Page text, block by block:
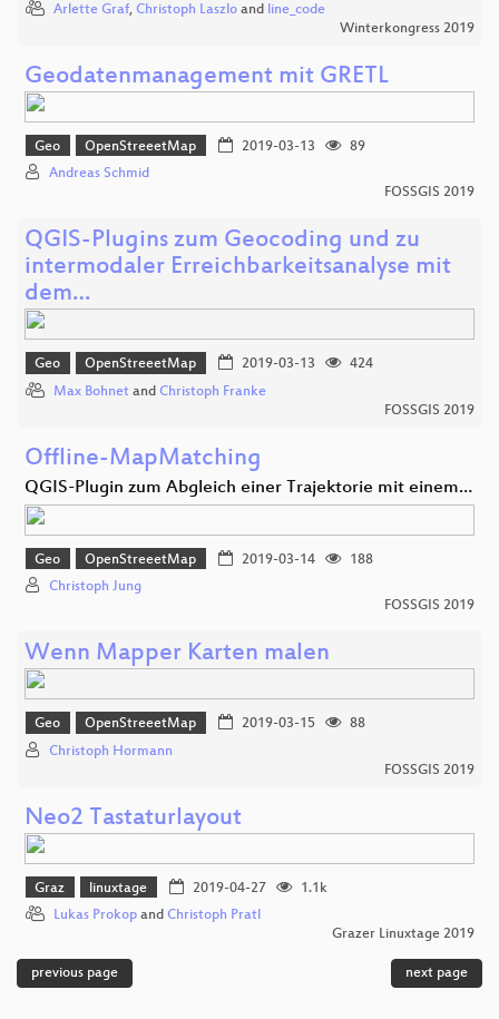
Arlette Graf, Christoph Laszlo and
line_code
Winterkongress 2019
Geodatenmanagement mit GRETL
Geo OpenStreeetMap 2019-03-13
89
Andreas Schmid
FOSSGIS 2019
QGIS-Plugins zum Geocoding und zu
intermodaler Erreichbarkeitsanalyse mit
dem…
Geo OpenStreeetMap 2019-03-13
424
Max Bohnet and Christoph Franke
FOSSGIS 2019
Offline-MapMatching
QGIS-Plugin zum Abgleich einer Trajektorie mit einem…
Geo OpenStreeetMap 2019-03-14
188
Christoph Jung
FOSSGIS 2019
Wenn Mapper Karten malen
Geo OpenStreeetMap 2019-03-15
88
Christoph Hormann
FOSSGIS 2019
Neo2 Tastaturlayout
Graz linuxtage 2019-04-27
1.1k
Lukas Prokop and Christoph Pratl
Grazer Linuxtage 2019
previous page next page